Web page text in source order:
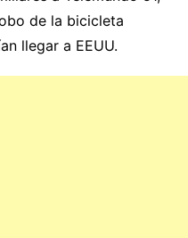
de la bicicleta
llegar a EEUU.